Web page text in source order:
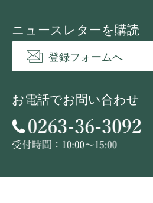
ニュースレターを購読
登録フォームへ
お電話でお問い合わせ